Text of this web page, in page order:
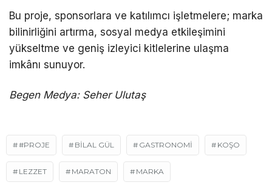
Bu proje, sponsorlara ve katılımcı işletmelere; marka
bilinirliğini artırma, sosyal medya etkileşimini
yükseltme ve geniş izleyici kitlelerine ulaşma
imkânı sunuyor.
Begen Medya: Seher Ulutaş
#PROJE BILAL GÜL GASTRONOMİ KOŞO
LEZZET MARATON MARKA